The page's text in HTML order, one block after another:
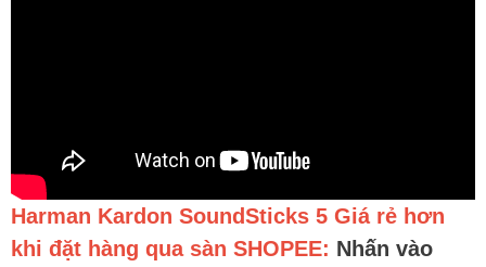
Harman Kardon SoundSticks 5 Giá rẻ hơn
khi đặt hàng qua sàn SHOPEE: Nhấn vào